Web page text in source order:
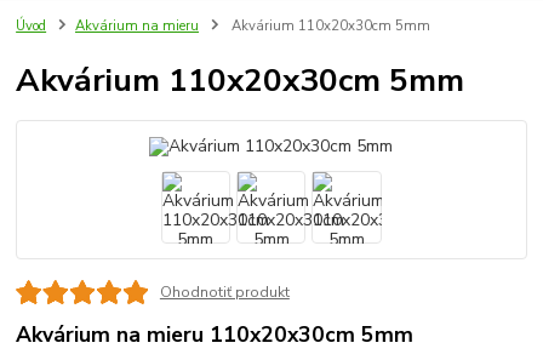
Úvod Akvárium na mieru Akvárium 110x20x30cm 5mm
Akvárium 110x20x30cm 5mm
Ohodnotiť produkt
Akvárium na mieru 110x20x30cm 5mm